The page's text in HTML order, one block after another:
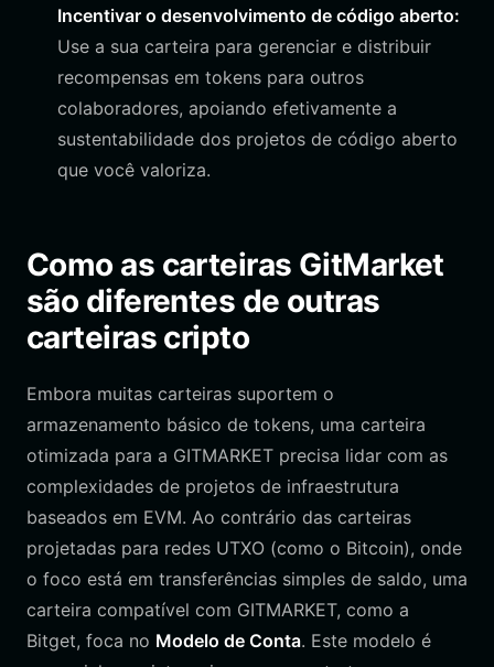
Incentivar o desenvolvimento de código aberto:
Use a sua carteira para gerenciar e distribuir
recompensas em tokens para outros
colaboradores, apoiando efetivamente a
sustentabilidade dos projetos de código aberto
que você valoriza.
Como as carteiras GitMarket
são diferentes de outras
carteiras cripto
Embora muitas carteiras suportem o
armazenamento básico de tokens, uma carteira
otimizada para a GITMARKET precisa lidar com as
complexidades de projetos de infraestrutura
baseados em EVM. Ao contrário das carteiras
projetadas para redes UTXO (como o Bitcoin), onde
o foco está em transferências simples de saldo, uma
carteira compatível com GITMARKET, como a
Bitget, foca no Modelo de Conta. Este modelo é